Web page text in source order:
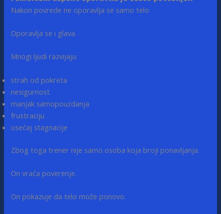
Nakon povrede ne oporavlja se samo telo.
Oporavlja se i glava.
Mnogi ljudi razvijaju:
strah od pokreta
nesigurnost
manjak samopouzdanja
frustraciju
osećaj stagnacije
Zbog toga trener nije samo osoba koja broji ponavljanja.
On vraća poverenje.
On pokazuje da telo može ponovo.